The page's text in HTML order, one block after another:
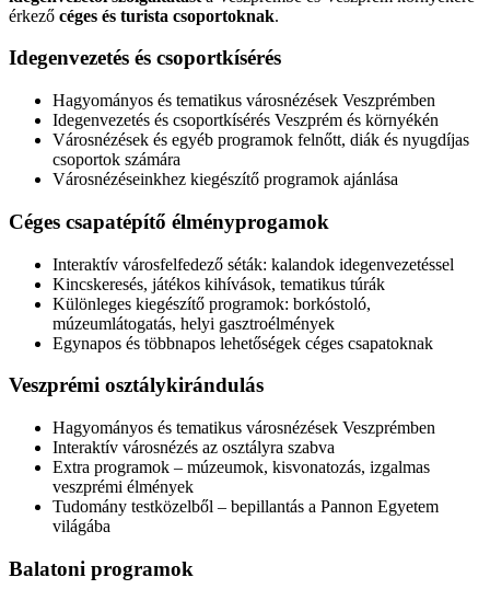
érkező céges és turista csoportoknak.
Idegenvezetés és csoportkísérés
Hagyományos és tematikus városnézések Veszprémben
Idegenvezetés és csoportkísérés Veszprém és környékén
Városnézések és egyéb programok felnőtt, diák és nyugdíjas
csoportok számára
Városnézéseinkhez kiegészítő programok ajánlása
Céges csapatépítő élményprogamok
Interaktív városfelfedező séták: kalandok idegenvezetéssel
Kincskeresés, játékos kihívások, tematikus túrák
Különleges kiegészítő programok: borkóstoló,
múzeumlátogatás, helyi gasztroélmények
Egynapos és többnapos lehetőségek céges csapatoknak
Veszprémi osztálykirándulás
Hagyományos és tematikus városnézések Veszprémben
Interaktív városnézés az osztályra szabva
Extra programok – múzeumok, kisvonatozás, izgalmas
veszprémi élmények
Tudomány testközelből – bepillantás a Pannon Egyetem
világába
Balatoni programok